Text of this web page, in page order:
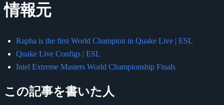
情報元
Rapha is the first World Champion in Quake Live | ESL
Quake Live Configs | ESL
Intel Extreme Masters World Championship Finals
この記事を書いた人